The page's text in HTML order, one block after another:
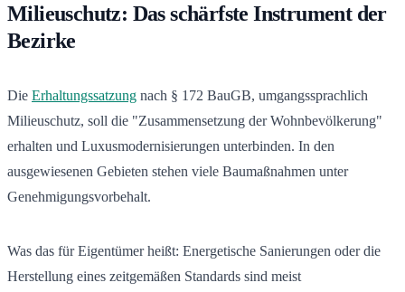
Milieuschutz: Das schärfste Instrument der
Bezirke
Die Erhaltungssatzung nach § 172 BauGB, umgangssprachlich
Milieuschutz, soll die "Zusammensetzung der Wohnbevölkerung"
erhalten und Luxusmodernisierungen unterbinden. In den
ausgewiesenen Gebieten stehen viele Baumaßnahmen unter
Genehmigungsvorbehalt.
Was das für Eigentümer heißt: Energetische Sanierungen oder die
Herstellung eines zeitgemäßen Standards sind meist